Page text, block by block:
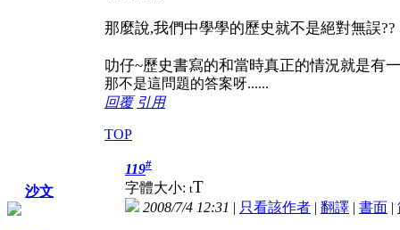
那麼說,我們中學學的歷史就不是絕對無誤??
叻仔~歷史書寫的和當時真正的情況就是有
那不是這問題的答案呀......
回覆 引用
TOP
沙文
119#
字體大小: tT
2008/7/4 12:31 | 只看該作者 | 翻譯 | 書面 |